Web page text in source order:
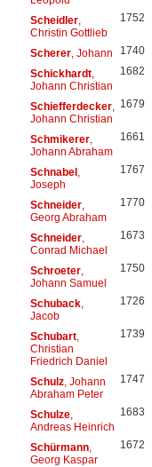
Scheidler,
Christin Gottlieb
1752
Scherer, Johann 1740
Schickhardt,
Johann Christian
1682
Schiefferdecker,
Johann Christian
1679
Schmikerer,
Johann Abraham
1661
Schnabel,
Joseph
1767
Schneider,
Georg Abraham
1770
Schneider,
Conrad Michael
1673
Schroeter,
Johann Samuel
1750
Schuback,
Jacob
1726
Schubart,
Christian
Friedrich Daniel
1739
Schulz, Johann
Abraham Peter
1747
Schulze,
Andreas Heinrich
1683
Schürmann,
Georg Kaspar
1672